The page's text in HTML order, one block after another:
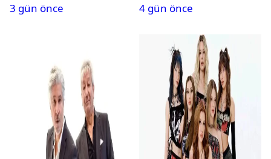
3 gün önce
4 gün önce